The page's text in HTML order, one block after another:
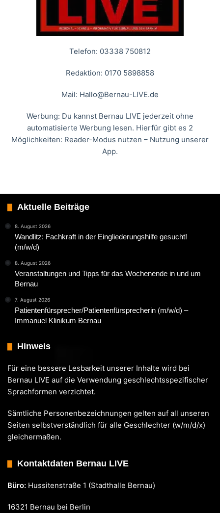
Telefon: 03338 750812
Redaktion: 0170 5898858
Mail: Hallo@Bernau-LIVE.de
Werbung: Du kannst Bernau LIVE jederzeit ohne
automatisierte Werbung lesen. Hierfür gibt es 2
Möglichkeiten: Reader-Modus nutzen – Nutzung unserer
App.
Aktuelle Beiträge
8. August 2026
Wandlitz: Fachkraft in der Eingliederungshilfe gesucht!
(m/w/d)
8. August 2026
Veranstaltungen und Tipps für das Wochenende in und um
Bernau
7. August 2026
Patientenfürsprecher/Patientenfürsprecherin (m/w/d) –
Immanuel Klinikum Bernau
Hinweis
Für eine bessere Lesbarkeit unserer Inhalte wird bei
Bernau LIVE auf die Verwendung geschlechtsspezifischer
Sprachformen verzichtet.
Sämtliche Personenbezeichnungen gelten auf all unseren
Seiten selbstverständlich für alle Geschlechter (w/m/d/x)
gleichermaßen.
Kontaktdaten Bernau LIVE
Büro: Hussitenstraße 1 (Stadthalle Bernau)
16321 Bernau bei Berlin